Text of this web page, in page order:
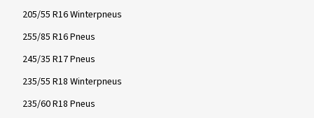
205/55 R16 Winterpneus
255/85 R16 Pneus
245/35 R17 Pneus
235/55 R18 Winterpneus
235/60 R18 Pneus